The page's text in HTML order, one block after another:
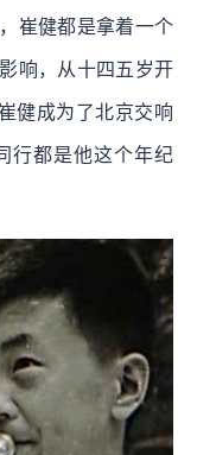
崔健都是拿着一个
响，从十四五岁开
健成为了北京交响
行都是他这个年纪